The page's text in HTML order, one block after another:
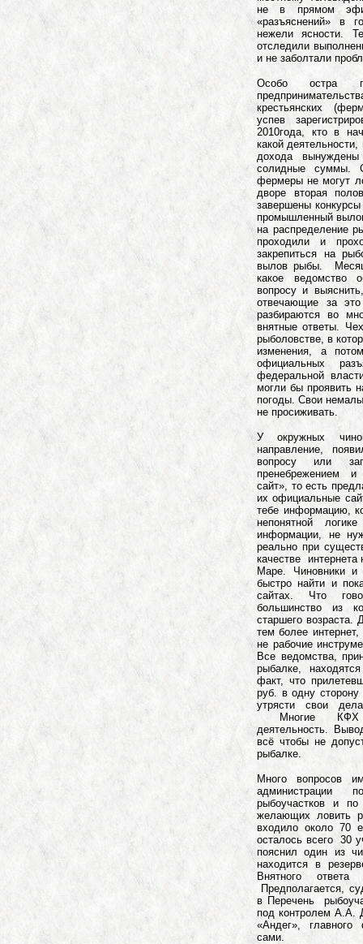
не в прямом
«разъяснений» в
нежели ясности.
отследили
и не заболтали
Особо остра
крестьянских
успев
2010года, кто в
какой
дохода
солидные суммы.
фермеры не могут
дворе вторая
завершены
промышленный
на распределение
проходили и
закрепиться на
вылов рыбы.
какое ведомство
вопросу и
отвечающие за
разбираются во
внятные ответы.
рыболовстве, в
изменения, а
официальных
федеральной
могли бы проявить
погоды. Свои
не просиживать.
У окружных
направление,
вопросу или
пренебрежением
сайт», то есть
их официальные
тебе информацию,
непонятной
информации, не
реально при
качестве
Маре. Чиновники и
быстро найти и
сайтах. Что
большинство из
старшего
тем более
не рабочие
Все ведомства,
рыбалке,
факт, что
руб. в одну
утрясти свои
Многие КФХ
деятельность.
всё чтобы не
рыбалке.
Много вопросов
рыбоучастков и
желающих ловить
входило около 70
осталось всего 30
пояснил один из
находится в
Внятного
Предполагается,
в Перечень
под контролем А.А.
«Андег»,
сами.